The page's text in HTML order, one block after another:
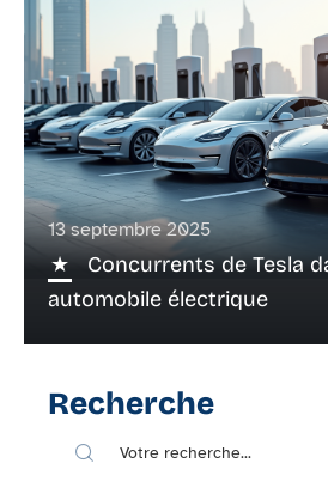
13 septembre 2025
Concurrents de Tesla
automobile électrique
Recherche